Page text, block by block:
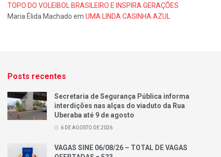
TOPO DO VOLEIBOL BRASILEIRO E INSPIRA GERAÇÕES
Maria Élida Machado em UMA LINDA CASINHA AZUL
Posts recentes
Secretaria de Segurança Pública informa
interdições nas alças do viaduto da Rua
Uberaba até 9 de agosto
6 DE AGOSTO DE 2026
VAGAS SINE 06/08/26 – TOTAL DE VAGAS